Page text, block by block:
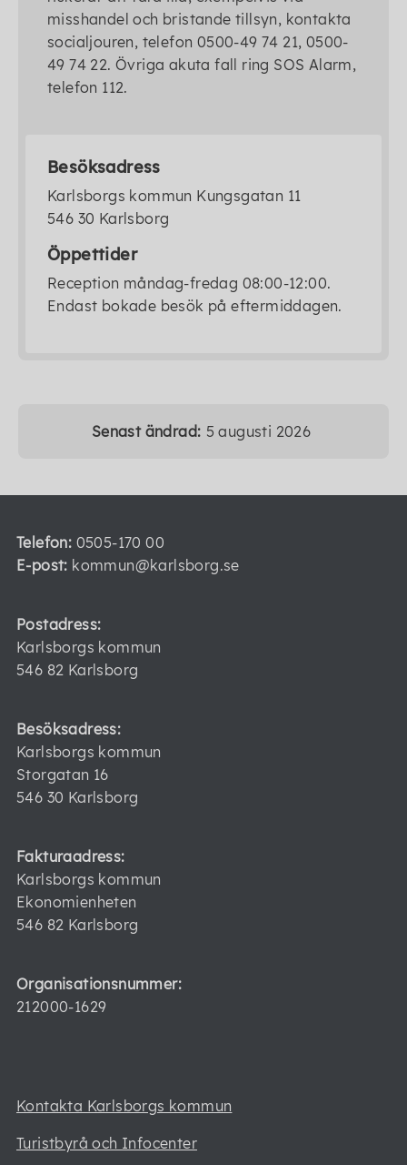
misshandel och bristande tillsyn, kontakta
socialjouren, telefon 0500-49 74 21, 0500-
49 74 22. Övriga akuta fall ring SOS Alarm,
telefon 112.
Besöksadress
Karlsborgs kommun Kungsgatan 11
546 30 Karlsborg
Öppettider
Reception måndag-fredag 08:00-12:00.
Endast bokade besök på eftermiddagen.
Senast ändrad: 5 augusti 2026
Telefon: 0505-170 00
E-post: kommun@karlsborg.se
Postadress:
Karlsborgs kommun
546 82 Karlsborg
Besöksadress:
Karlsborgs kommun
Storgatan 16
546 30 Karlsborg
Fakturaadress:
Karlsborgs kommun
Ekonomienheten
546 82 Karlsborg
Organisationsnummer:
212000-1629
Kontakta Karlsborgs kommun
Turistbyrå och Infocenter